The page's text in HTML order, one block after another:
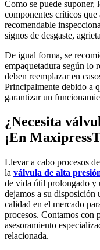
Como se puede suponer,
componentes críticos
recomendable
signos de desgaste,
De igual forma, se
empaquetadura según lo
deben reemplazar en
Principalmente debido a
garantizar un
¿Necesita
¡En
Llevar a cabo procesos
la válvula de alta
de vida útil prolongado y
dejamos a su disposición
calidad en el mercado
procesos. Contamos con
asesoramiento
relacionada.